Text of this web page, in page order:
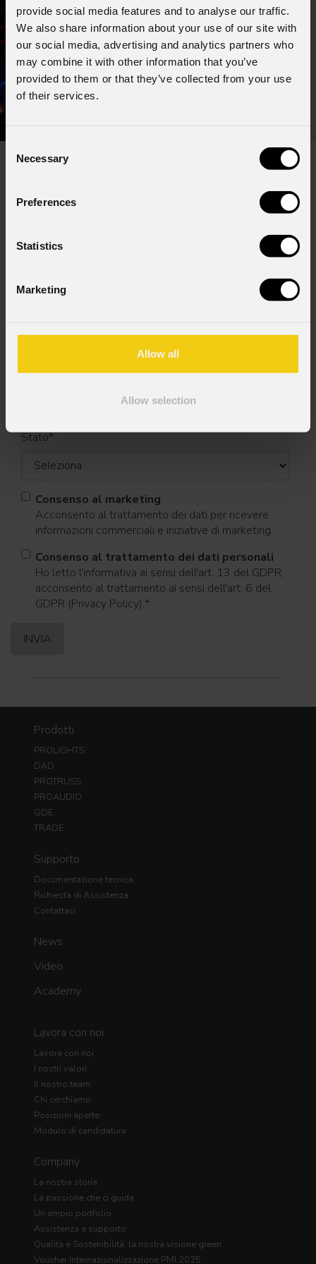
provide social media features and to analyse our traffic.
We also share information about your use of our site with
our social media, advertising and analytics partners who
may combine it with other information that you’ve
provided to them or that they’ve collected from your use
of their services.
Consent
Selection
Necessary
Preferences
Statistics
Marketing
Allow all
Allow selection
Iscriviti alla nostra
Email*
Cognome*
Stato*
Consenso al marketing
Acconsento al trattamento dei dati per ricevere
informazioni commerciali e iniziative di marketing.
Consenso al trattamento dei dati personali
Ho letto l'informativa ai sensi dell'art. 13 del GDPR;
acconsento al trattamento ai sensi dell'art. 6 del
GDPR (Privacy Policy).*
Prodotti
PROLIGHTS
DAD
PROTRUSS
PROAUDIO
GDE
TRADE
Supporto
Documentazione tecnica
Richiesta di Assistenza
Contattaci
News
Video
Academy
Lavora con noi
Lavora con noi
I nostri valori
Il nostro team
Chi cerchiamo
Posizioni aperte
Modulo di candidatura
Company
La nostra storia
La passione che ci guida
Un ampio portfolio
Assistenza e supporto
Qualità e Sostenibilità: la nostra visione green
Voucher Internazionalizzazione PMI 2025